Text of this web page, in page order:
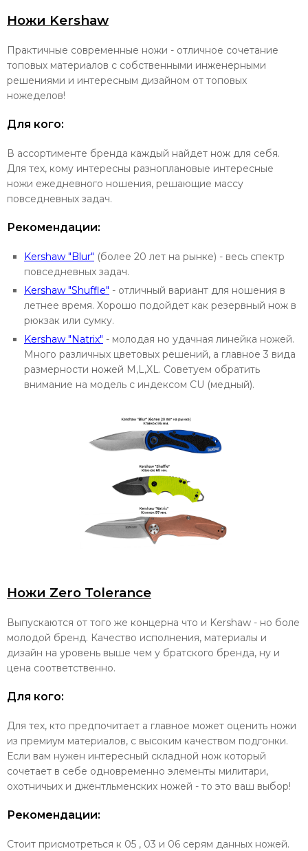
Ножи Kershaw
Практичные современные ножи - отличное сочетание
топовых материалов с собственными инженерными
решениями и интересным дизайном от топовых
ножеделов!
Для кого:
В ассортименте бренда каждый найдет нож для себя.
Для тех, кому интересны разноплановые интересные
ножи ежедневного ношения, решающие массу
повседневных задач.
Рекомендации:
Kershaw "Blur" (более 20 лет на рынке) - весь спектр
повседневных задач.
Kershaw "Shuffle" - отличный вариант для ношения в
летнее время. Хорошо подойдет как резервный нож в
рюкзак или сумку.
Kershaw "Natrix" - молодая но удачная линейка ножей.
Много различных цветовых решений, а главное 3 вида
размерности ножей M,L,XL. Советуем обратить
внимание на модель с индексом CU (медный).
Ножи Zero Tolerance
Выпускаются от того же концерна что и Kershaw - но боле
молодой бренд. Качество исполнения, материалы и
дизайн на уровень выше чем у братского бренда, ну и
цена соответственно.
Для кого:
Для тех, кто предпочитает а главное может оценить ножи
из премиум материалов, с высоким качеством подгонки.
Если вам нужен интересный складной нож который
сочетает в себе одновременно элементы милитари,
охотничьих и джентльменских ножей - то это ваш выбор!
Рекомендации:
Стоит присмотреться к 05 , 03 и 06 серям данных ножей.